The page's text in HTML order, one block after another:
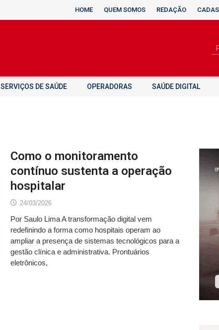
HOME QUEM SOMOS REDAÇÃO
SERVIÇOS DE SAÚDE OPERADORAS SAÚDE DIGITAL
Como o monitoramento
contínuo sustenta a operação
hospitalar
24/03/2026
Por Saulo Lima A transformação digital vem
redefinindo a forma como hospitais operam ao
ampliar a presença de sistemas tecnológicos para a
gestão clínica e administrativa. Prontuários
eletrônicos,